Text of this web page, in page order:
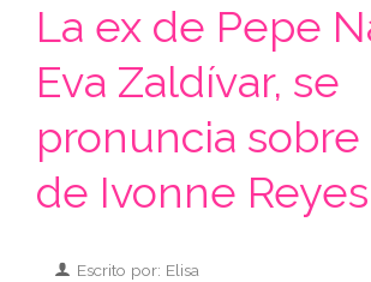
La ex de Pepe
Eva Zaldívar, se
pronuncia
de Ivonne Reyes
Escrito por: Elisa